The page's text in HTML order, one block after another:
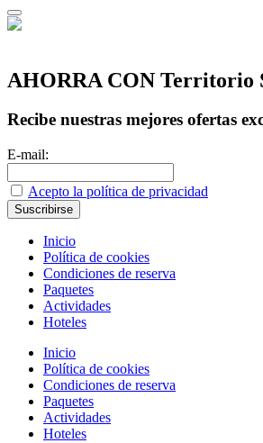
AHORRA CON Territorio
Recibe nuestras mejores ofertas
E-mail:
Acepto la política de privacidad
Inicio
Política de cookies
Condiciones de reserva
Paquetes
Actividades
Hoteles
Inicio
Política de cookies
Condiciones de reserva
Paquetes
Actividades
Hoteles